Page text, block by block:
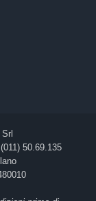
50.69.135